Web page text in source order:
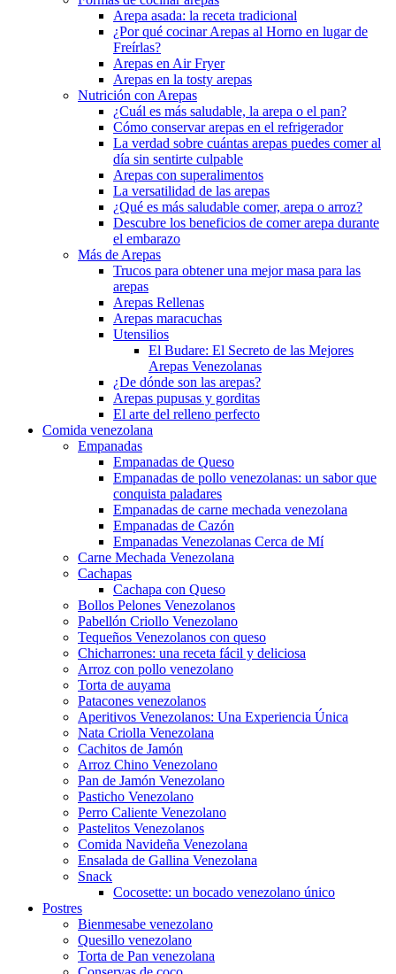
Arepa asada: la receta tradicional
¿Por qué cocinar Arepas al Horno en lugar de
Freírlas?
Arepas en Air Fryer
Arepas en la tosty arepas
Nutrición con Arepas
¿Cuál es más saludable, la arepa o el pan?
Cómo conservar arepas en el refrigerador
La verdad sobre cuántas arepas puedes comer al
día sin sentirte culpable
Arepas con superalimentos
La versatilidad de las arepas
¿Qué es más saludable comer, arepa o arroz?
Descubre los beneficios de comer arepa durante
el embarazo
Más de Arepas
Trucos para obtener una mejor masa para las
arepas
Arepas Rellenas
Arepas maracuchas
Utensilios
El Budare: El Secreto de las Mejores
Arepas Venezolanas
¿De dónde son las arepas?
Arepas pupusas y gorditas
El arte del relleno perfecto
Comida venezolana
Empanadas
Empanadas de Queso
Empanadas de pollo venezolanas: un sabor que
conquista paladares
Empanadas de carne mechada venezolana
Empanadas de Cazón
Empanadas Venezolanas Cerca de Mí
Carne Mechada Venezolana
Cachapas
Cachapa con Queso
Bollos Pelones Venezolanos
Pabellón Criollo Venezolano
Tequeños Venezolanos con queso
Chicharrones: una receta fácil y deliciosa
Arroz con pollo venezolano
Torta de auyama
Patacones venezolanos
Aperitivos Venezolanos: Una Experiencia Única
Nata Criolla Venezolana
Cachitos de Jamón
Arroz Chino Venezolano
Pan de Jamón Venezolano
Pasticho Venezolano
Perro Caliente Venezolano
Pastelitos Venezolanos
Comida Navideña Venezolana
Ensalada de Gallina Venezolana
Snack
Cocosette: un bocado venezolano único
Postres
Bienmesabe venezolano
Quesillo venezolano
Torta de Pan venezolana